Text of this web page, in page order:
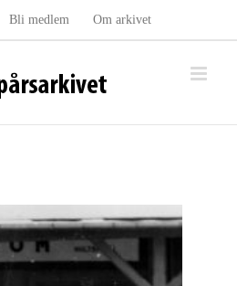
Bli medlem Om arkivet